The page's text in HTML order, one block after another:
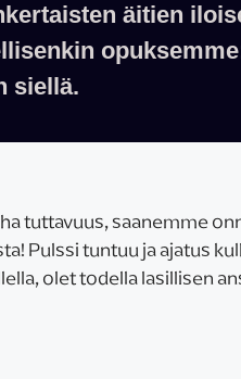
äitien
siellä.
tuttavuus, saanemme
Pulssi tuntuu ja ajatus
olet todella lasillisen